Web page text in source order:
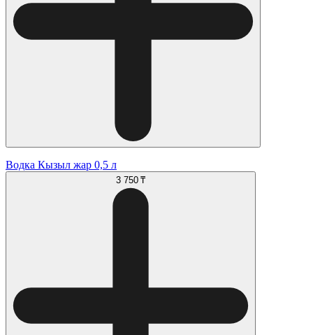
Водка Кызыл жар 0,5 л
3 750 ₸